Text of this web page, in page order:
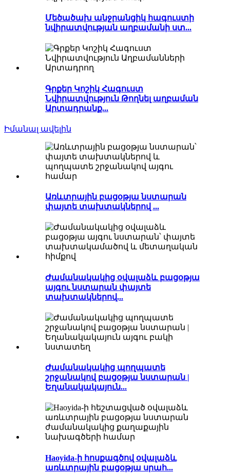
Մեծածախ անջրանցիկ հագուստի
նվիրատվության աղբամանի ստ...
Գրքեր Կոշիկ Հագուստ
Նվիրատվություն Թողնել աղբաման
Արտադրանք...
Իմանալ ավելին
Առևտրային բացօթյա նստարան
փայտե տախտակներով ...
Ժամանակակից օվալաձև բացօթյա
այգու նստարան փայտե
տախտակներով...
Ժամանակակից պողպատե
շրջանակով բացօթյա նստարան |
Եղանակակայուն...
Haoyida-ի հոսքագծով օվալաձև
առևտրային բացօթյա սրահ...